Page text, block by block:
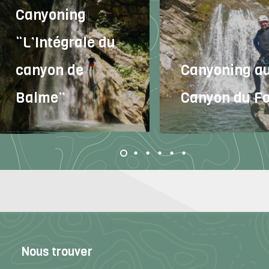
Canyoning
“L’Intégrale du
canyon de
Balme”
Canyoning
Canyon du
Nous trouver